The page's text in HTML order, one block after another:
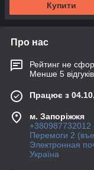
Купити
Про нас
Рейтинг не
Менше 5
Працює з
м. Запоріжжя
+380987732012
Перемоги 2
Электронная
Україна